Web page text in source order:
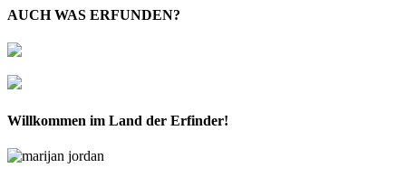
AUCH WAS ERFUNDEN?
Willkommen im Land der Erfinder!